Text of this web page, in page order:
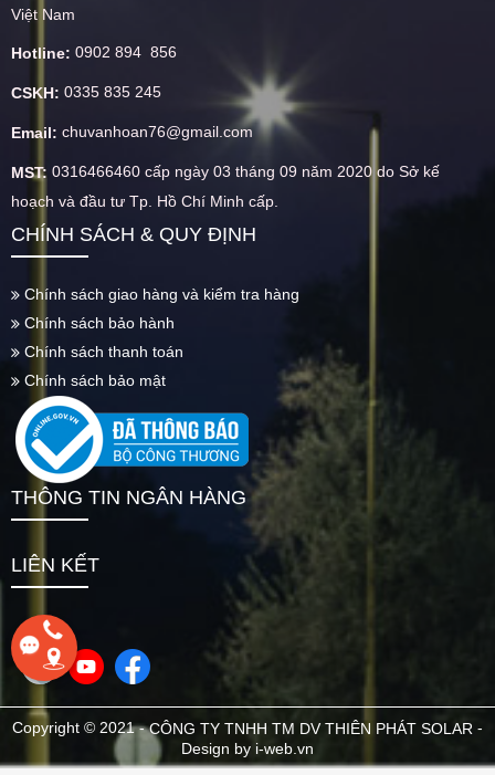
Việt Nam
Hotline: 0902 894 856
CSKH: 0335 835 245
Email: chuvanhoan76@gmail.com
MST: 0316466460 cấp ngày 03 tháng 09 năm 2020 do Sở kế
hoạch và đầu tư Tp. Hồ Chí Minh cấp.
CHÍNH SÁCH & QUY ĐỊNH
Chính sách giao hàng và kiểm tra hàng
Chính sách bảo hành
Chính sách thanh toán
Chính sách bảo mật
THÔNG TIN NGÂN HÀNG
LIÊN KẾT
Copyright © 2021 -CÔNG TY TNHH TM DV THIÊN PHÁT SOLAR -
Design by i-web.vn